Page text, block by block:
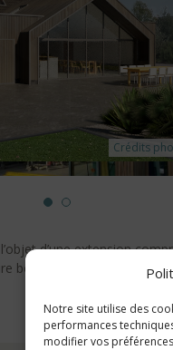
Notre site utilise des
performances
modifier vos
Crédits
d’une extension
bois et bardage bois, mur